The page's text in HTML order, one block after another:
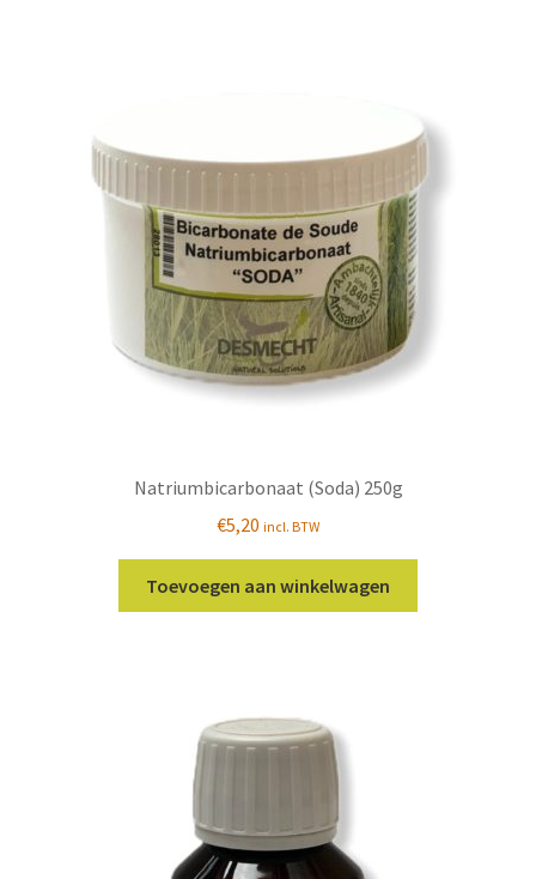
Natriumbicarbonaat (Soda) 250g
€5,20 incl. BTW
Toevoegen aan winkelwagen